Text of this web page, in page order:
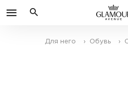
Для него › Обувь ›